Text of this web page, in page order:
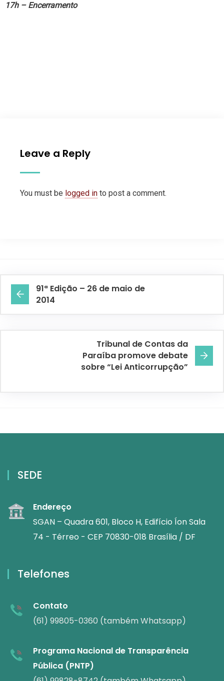
17h – Encerramento
Leave a Reply
You must be logged in to post a comment.
91ª Edição – 26 de maio de
2014
Tribunal de Contas da
Paraíba promove debate
sobre “Lei Anticorrupção”
SEDE
Endereço
SGAN – Quadra 601, Bloco H, Edifício Íon Sala
74 - Térreo - CEP 70830-018 Brasília / DF
Telefones
Contato
(61) 99805-0360 (também Whatsapp)
Programa Nacional de Transparência
Pública (PNTP)